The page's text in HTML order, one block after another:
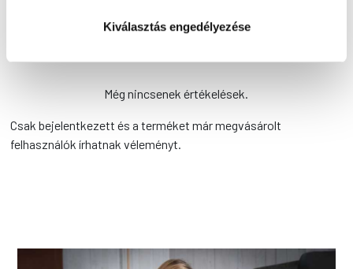
Kiválasztás engedélyezése
Segítsd a gazdikat a döntésükben!
Még nincsenek értékelések.
Csak bejelentkezett és a terméket már megvásárolt
felhasználók írhatnak véleményt.